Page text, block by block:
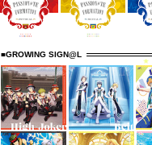
■GROWING SIGN@L